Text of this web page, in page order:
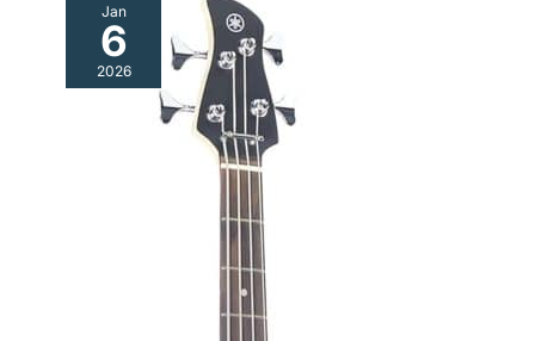
Jan
6
2026